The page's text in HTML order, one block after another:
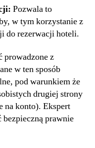
Pozwala to
w tym korzystanie z
do rezerwacji hoteli.
prowadzone z
w ten sposób
pod warunkiem że
drugiej strony
na konto). Ekspert
prawnie